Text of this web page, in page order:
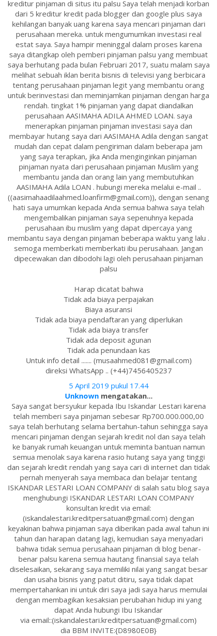
kreditur pinjaman di situs itu palsu Saya telah menjadi korban
dari 5 kreditur kredit pada blogger dan google plus saya
kehilangan banyak uang karena saya mencari pinjaman dari
perusahaan mereka. untuk mengumumkan investasi real
estat saya. Saya hampir meninggal dalam proses karena
saya ditangkap oleh pemberi pinjaman palsu yang membuat
saya berhutang pada bulan Februari 2017, suatu malam saya
melihat sebuah iklan berita bisnis di televisi yang berbicara
tentang perusahaan pinjaman legit yang membantu orang
untuk berinvestasi dan meminjamkan pinjaman dengan harga
rendah. tingkat 1% pinjaman yang dapat diandalkan
perusahaan AASIMAHA ADILA AHMED LOAN. saya
menerapkan pinjaman pinjaman investasi saya dan
membayar hutang saya dari AASIMAHA Adila dengan sangat
mudah dan cepat dalam pengiriman dalam beberapa jam
yang saya terapkan, jika Anda menginginkan pinjaman
pinjaman nyata dari perusahaan pinjaman Muslim yang
membantu janda dan orang lain yang membutuhkan
AASIMAHA Adila LOAN . hubungi mereka melalui e-mail ..
((aasimahaadilaahmed.loanfirm@gmail.com)), dengan senang
hati saya umumkan kepada Anda semua bahwa saya telah
mengembalikan pinjaman saya sepenuhnya kepada
perusahaan ibu muslim yang dapat dipercaya yang
membantu saya dengan pinjaman beberapa waktu yang lalu .
semoga memberkati memberkati ibu perusahaan. Jangan
dipecewakan dan dibodohi lagi oleh perusahaan pinjaman
palsu
Harap dicatat bahwa
Tidak ada biaya perpajakan
Biaya asuransi
Tidak ada biaya pendaftaran yang diperlukan
Tidak ada biaya transfer
Tidak ada deposit agunan
Tidak ada penundaan kas
Untuk info detail ....... (musaahmed081@gmail.com)
direksi WhatsApp .. (+44)7456405237
5 April 2019 pukul 17.44
Unknownmengatakan...
Saya sangat bersyukur kepada Ibu Iskandar Lestari karena
telah memberi saya pinjaman sebesar Rp700.000.000,00
saya telah berhutang selama bertahun-tahun sehingga saya
mencari pinjaman dengan sejarah kredit nol dan saya telah
ke banyak rumah keuangan untuk meminta bantuan namun
semua menolak saya karena rasio hutang saya yang tinggi
dan sejarah kredit rendah yang saya cari di internet dan tidak
pernah menyerah saya membaca dan belajar tentang
ISKANDAR LESTARI LOAN COMPANY di salah satu blog saya
menghubungi ISKANDAR LESTARI LOAN COMPANY
konsultan kredit via email:
(iskandalestari.kreditpersatuan@gmail.com) dengan
keyakinan bahwa pinjaman saya diberikan pada awal tahun ini
tahun dan harapan datang lagi, kemudian saya menyadari
bahwa tidak semua perusahaan pinjaman di blog benar-
benar palsu karena semua hautang finansial saya telah
diselesaikan, sekarang saya memiliki nilai yang sangat besar
dan usaha bisnis yang patut ditiru, saya tidak dapat
mempertahankan ini untuk diri saya jadi saya harus memulai
dengan membagikan kesaksian perubahan hidup ini yang
dapat Anda hubungi Ibu Iskandar
via email::(iskandalestari.kreditpersatuan@gmail.com)
dia BBM INVITE:{D8980E0B}